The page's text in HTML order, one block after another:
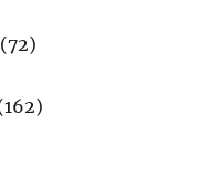
(72)